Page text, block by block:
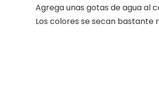
Agrega unas gotas de agua al
Los colores se secan bastante